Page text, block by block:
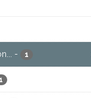
- 1
1